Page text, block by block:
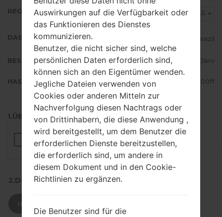
REGION ZTA
DAS LAND Brazil
BESCHREIBUNG Claro
HASH 28a1b4b22da810a25ad5e02efbe500ff
1.ÜBERPRÜFEN SIE AUF RECAPTCHA
2.DRÜCKEN SIE ZUM HERUNTERLADEN
Auswirkungen auf die Verfügbarkeit oder
das Funktionieren des Dienstes
kommunizieren.
Benutzer, die nicht sicher sind, welche
persönlichen Daten erforderlich sind,
können sich an den Eigentümer wenden.
Jegliche Dateien verwenden von
Cookies oder anderen Mitteln zur
Nachverfolgung diesen Nachtrags oder
von Drittinhabern, die diese Anwendung ,
wird bereitgestellt, um dem Benutzer die
erforderlichen Dienste bereitzustellen,
die erforderlich sind, um andere in
diesem Dokument und in den Cookie-
Richtlinien zu ergänzen.
Die Benutzer sind für die